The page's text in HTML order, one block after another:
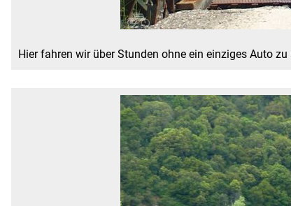
Hier fahren wir über Stunden ohne ein einziges Auto